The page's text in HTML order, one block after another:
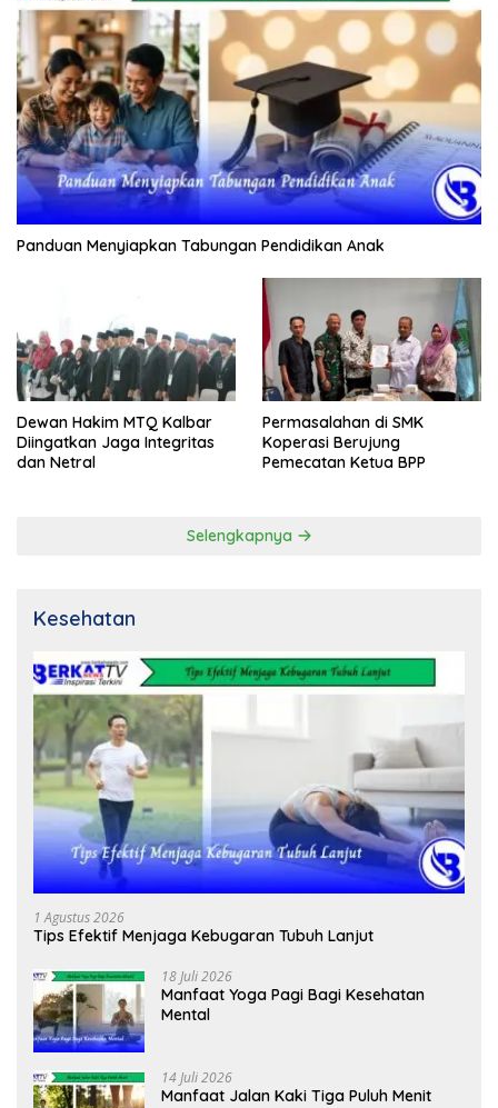
Panduan Menyiapkan Tabungan Pendidikan Anak
Dewan Hakim MTQ Kalbar
Diingatkan Jaga Integritas
dan Netral
Permasalahan di SMK
Koperasi Berujung
Pemecatan Ketua BPP
Selengkapnya
Kesehatan
1 Agustus 2026
Tips Efektif Menjaga Kebugaran Tubuh Lanjut
18 Juli 2026
Manfaat Yoga Pagi Bagi Kesehatan
Mental
14 Juli 2026
Manfaat Jalan Kaki Tiga Puluh Menit